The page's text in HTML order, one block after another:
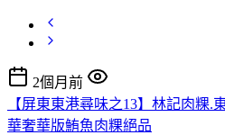
2個月前
【屏東東港尋味之13】林記肉粿.
華奢華版鮪魚肉粿絕品